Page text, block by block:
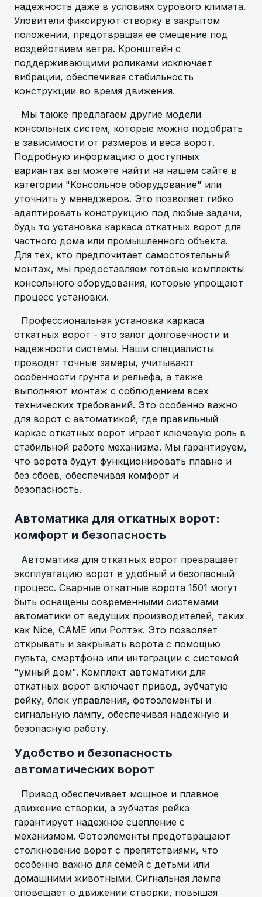
надежность даже в условиях сурового климата.
Уловители фиксируют створку в закрытом
положении, предотвращая ее смещение под
воздействием ветра. Кронштейн с
поддерживающими роликами исключает
вибрации, обеспечивая стабильность
конструкции во время движения.
Мы также предлагаем другие модели
консольных систем, которые можно подобрать
в зависимости от размеров и веса ворот.
Подробную информацию о доступных
вариантах вы можете найти на нашем сайте в
категории "Консольное оборудование" или
уточнить у менеджеров. Это позволяет гибко
адаптировать конструкцию под любые задачи,
будь то установка каркаса откатных ворот для
частного дома или промышленного объекта.
Для тех, кто предпочитает самостоятельный
монтаж, мы предоставляем готовые комплекты
консольного оборудования, которые упрощают
процесс установки.
Профессиональная установка каркаса
откатных ворот - это залог долговечности и
надежности системы. Наши специалисты
проводят точные замеры, учитывают
особенности грунта и рельефа, а также
выполняют монтаж с соблюдением всех
технических требований. Это особенно важно
для ворот с автоматикой, где правильный
каркас откатных ворот играет ключевую роль в
стабильной работе механизма. Мы гарантируем,
что ворота будут функционировать плавно и
без сбоев, обеспечивая комфорт и
безопасность.
Автоматика для откатных ворот:
комфорт и безопасность
Автоматика для откатных ворот превращает
эксплуатацию ворот в удобный и безопасный
процесс. Сварные откатные ворота 1501 могут
быть оснащены современными системами
автоматики от ведущих производителей, таких
как Nice, CAME или Ролтэк. Это позволяет
открывать и закрывать ворота с помощью
пульта, смартфона или интеграции с системой
"умный дом". Комплект автоматики для
откатных ворот включает привод, зубчатую
рейку, блок управления, фотоэлементы и
сигнальную лампу, обеспечивая надежную и
безопасную работу.
Удобство и безопасность
автоматических ворот
Привод обеспечивает мощное и плавное
движение створки, а зубчатая рейка
гарантирует надежное сцепление с
механизмом. Фотоэлементы предотвращают
столкновение ворот с препятствиями, что
особенно важно для семей с детьми или
домашними животными. Сигнальная лампа
оповещает о движении створки, повышая